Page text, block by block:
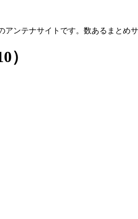
アンテナサイトです。数あるまとめ